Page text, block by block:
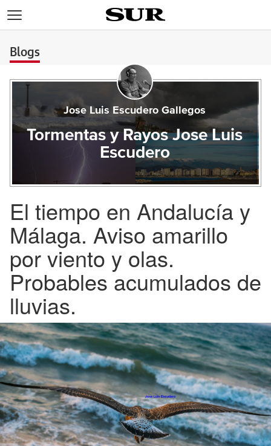
Blogs
Jose Luis Escudero Gallegos
Tormentas y Rayos Jose Luis
Escudero
El tiempo en Andalucía y
Málaga. Aviso amarillo
por viento y olas.
Probables acumulados de
lluvias.